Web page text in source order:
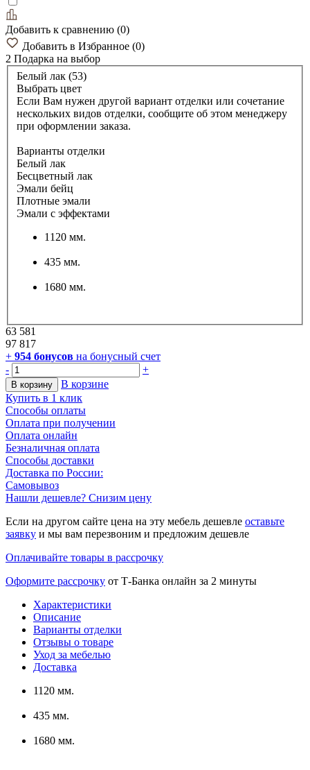
Добавить к сравнению (0)
Добавить в Избранное (0)
2 Подарка на выбор
Белый лак (53)
Выбрать цвет
Если Вам нужен другой вариант отделки или сочетание
нескольких видов отделки, сообщите об этом менеджеру
при оформлении заказа.
Варианты отделки
Белый лак
Бесцветный лак
Эмали бейц
Плотные эмали
Эмали с эффектами
1120 мм.
435 мм.
1680 мм.
63 581
97 817
+ 954 бонусов на бонусный счет
-
+
В корзину
В корзине
Купить в 1 клик
Способы оплаты
Оплата при получении
Оплата онлайн
Безналичная оплата
Способы доставки
Доставка по России:
Самовывоз
Нашли дешевле? Снизим цену
Если на другом сайте цена на эту мебель дешевле оставьте
заявку и мы вам перезвоним и предложим дешевле
Оплачивайте товары в рассрочку
Оформите рассрочку от Т-Банка онлайн за 2 минуты
Характеристики
Описание
Варианты отделки
Отзывы о товаре
Уход за мебелью
Доставка
1120 мм.
435 мм.
1680 мм.